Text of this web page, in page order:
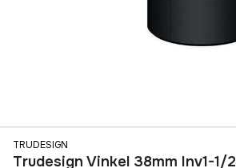
TRUDESIGN
Trudesign Vinkel 38mm Inv1-1/2